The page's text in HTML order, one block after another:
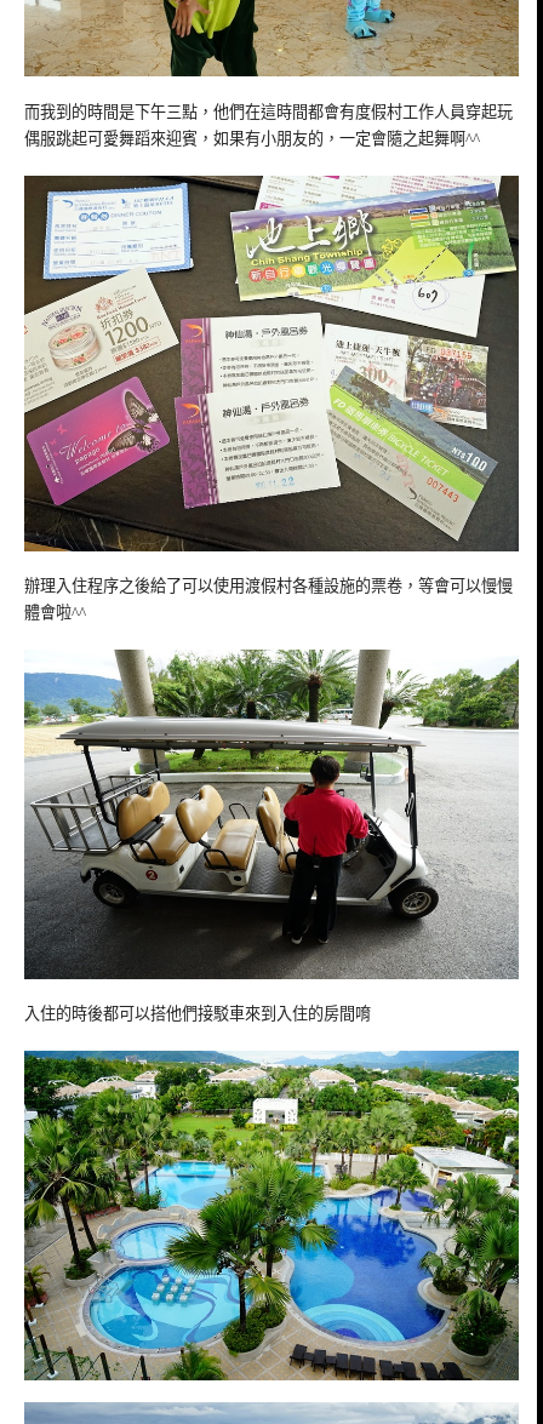
而我到的時間是下午三點，他們在這時間都會有度假村工作人員穿起玩
偶服跳起可愛舞蹈來迎賓，如果有小朋友的，一定會隨之起舞啊^^
辦理入住程序之後給了可以使用渡假村各種設施的票卷，等會可以慢慢
體會啦^^
入住的時後都可以搭他們接駁車來到入住的房間唷